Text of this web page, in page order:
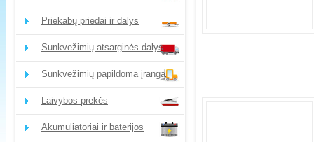
Priekabų priedai ir dalys
Sunkvežimių atsarginės dalys
Sunkvežimių papildoma įranga
Laivybos prekės
Akumuliatoriai ir baterijos